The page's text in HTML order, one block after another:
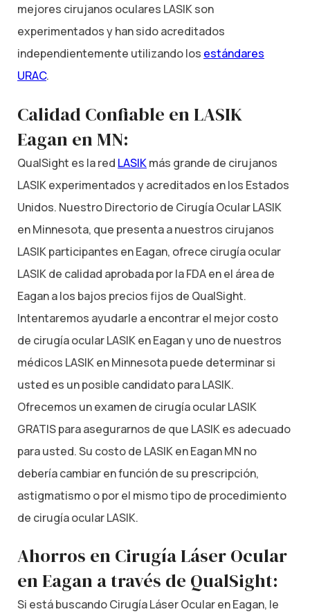
mejores cirujanos oculares LASIK son
experimentados y han sido acreditados
independientemente utilizando los estándares
URAC.
Calidad Confiable en LASIK
Eagan en MN:
QualSight es la red LASIKmás grande de cirujanos
LASIK experimentados y acreditados en los Estados
Unidos. Nuestro Directorio de Cirugía Ocular LASIK
en Minnesota, que presenta a nuestros cirujanos
LASIK participantes en Eagan, ofrece cirugía ocular
LASIK de calidad aprobada por la FDA en el área de
Eagan a los bajos precios fijos de QualSight.
Intentaremos ayudarle a encontrar el mejor costo
de cirugía ocular LASIK en Eagan y uno de nuestros
médicos LASIK en Minnesota puede determinar si
usted es un posible candidato para LASIK.
Ofrecemos un examen de cirugía ocular LASIK
GRATIS para asegurarnos de que LASIK es adecuado
para usted. Su costo de LASIK en Eagan MN no
debería cambiar en función de su prescripción,
astigmatismo o por el mismo tipo de procedimiento
de cirugía ocular LASIK.
Ahorros en Cirugía Láser Ocular
en Eagan a través de QualSight:
Si está buscando Cirugía Láser Ocular en Eagan, le